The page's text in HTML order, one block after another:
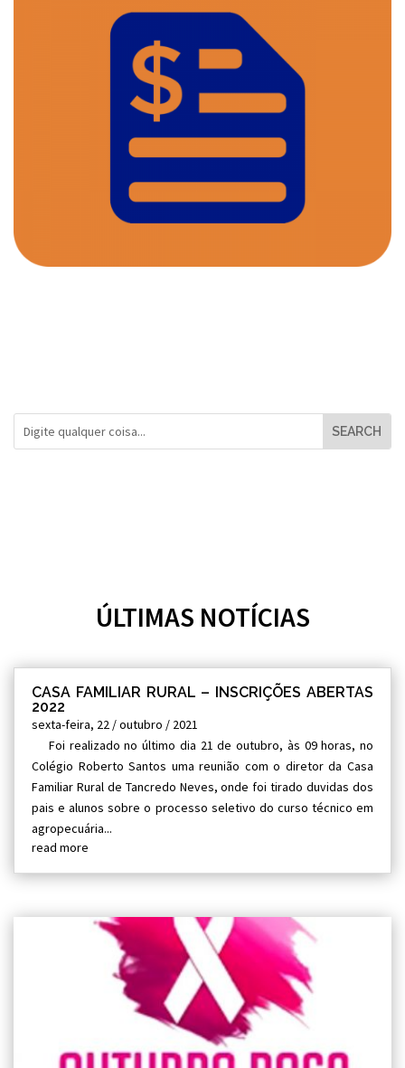
ÚLTIMAS NOTÍCIAS
CASA FAMILIAR RURAL – INSCRIÇÕES ABERTAS
2022
sexta-feira, 22 / outubro / 2021
Foi realizado no último dia 21 de outubro, às 09 horas, no
Colégio Roberto Santos uma reunião com o diretor da Casa
Familiar Rural de Tancredo Neves, onde foi tirado duvidas dos
pais e alunos sobre o processo seletivo do curso técnico em
agropecuária...
read more